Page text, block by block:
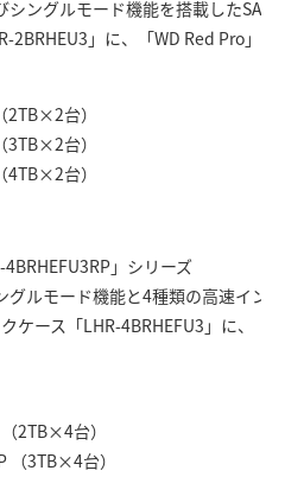
シングルモード機能を搭載した
2BRHEU3」に、「WD Red Pro」
2TB×2台）
3TB×2台）
4TB×2台）
」シリーズ
グルモード機能と4種類の高速イン
ケース「LHR-4BRHEFU3」に、「
2TB×4台）
（3TB×4台）